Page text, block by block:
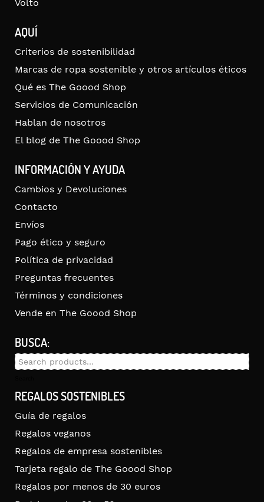
Volto
AQUÍ
Criterios de sostenibilidad
Marcas de ropa sostenible y otros artículos éticos
Qué es The Goood Shop
Servicios de Comunicación
Hablan de nosotros
El blog de The Goood Shop
INFORMACIÓN Y AYUDA
Cambios y Devoluciones
Contacto
Envíos
Pago ético y seguro
Política de privacidad
Preguntas frecuentes
Términos y condiciones
Vende en The Goood Shop
BUSCA:
Search
REGALOS SOSTENIBLES
Guía de regalos
Regalos veganos
Regalos de empresa sostenibles
Tarjeta regalo de The Goood Shop
Regalos por menos de 30 euros